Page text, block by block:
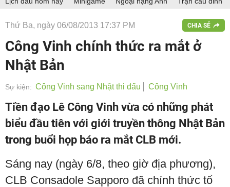
Thứ Ba, ngày 06/08/2013 17:37 PM CHIA SẺ
Công Vinh chính thức ra mắt ở
Nhật Bản
Sự kiện: Công Vinh sang Nhật thi đấu Công Vinh
Tiền đạo Lê Công Vinh vừa có những phát
biểu đầu tiên với giới truyền thông Nhật Bản
trong buổi họp báo ra mắt CLB mới.
Sáng nay (ngày 6/8, theo giờ địa phương),
CLB Consadole Sapporo đã chính thức tổ